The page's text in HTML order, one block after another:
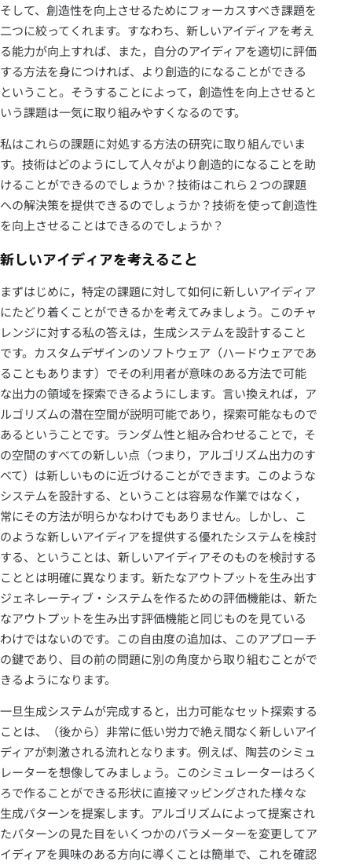
そして、創造性を向上させるためにフォーカスすべき課題を
二つに絞ってくれます。すなわち、新しいアイディアを考え
る能力が向上すれば、また，自分のアイディアを適切に評価
する方法を身につければ、より創造的になることができる
ということ。そうすることによって，創造性を向上させると
いう課題は一気に取り組みやすくなるのです。
私はこれらの課題に対処する方法の研究に取り組んでいま
す。技術はどのようにして人々がより創造的になることを助
けることができるのでしょうか？技術はこれら２つの課題
への解決策を提供できるのでしょうか？技術を使って創造性
を向上させることはできるのでしょうか？
新しいアイディアを考えること
まずはじめに，特定の課題に対して如何に新しいアイディア
にたどり着くことができるかを考えてみましょう。このチャ
レンジに対する私の答えは，生成システムを設計すること
です。カスタムデザインのソフトウェア（ハードウェアであ
ることもあります）でその利用者が意味のある方法で可能
な出力の領域を探索できるようにします。言い換えれば，ア
ルゴリズムの潜在空間が説明可能であり，探索可能なもので
あるということです。ランダム性と組み合わせることで，そ
の空間のすべての新しい点（つまり，アルゴリズム出力のす
べて）は新しいものに近づけることができます。このような
システムを設計する、ということは容易な作業ではなく，
常にその方法が明らかなわけでもありません。しかし、こ
のような新しいアイディアを提供する優れたシステムを検討
する、ということは、新しいアイディアそのものを検討する
こととは明確に異なります。新たなアウトプットを生み出す
ジェネレーティブ・システムを作るための評価機能は、新た
なアウトプットを生み出す評価機能と同じものを見ている
わけではないのです。この自由度の追加は、このアプローチ
の鍵であり、目の前の問題に別の角度から取り組むことがで
きるようになります。
一旦生成システムが完成すると，出力可能なセット探索する
ことは、（後から）非常に低い労力で絶え間なく新しいアイ
ディアが刺激される流れとなります。例えば、陶芸のシミュ
レーターを想像してみましょう。このシミュレーターはろく
ろで作ることができる形状に直接マッピングされた様々な
生成パターンを提案します。アルゴリズムによって提案され
たパターンの見た目をいくつかのパラメーターを変更してア
イディアを興味のある方向に導くことは簡単で、これを確認